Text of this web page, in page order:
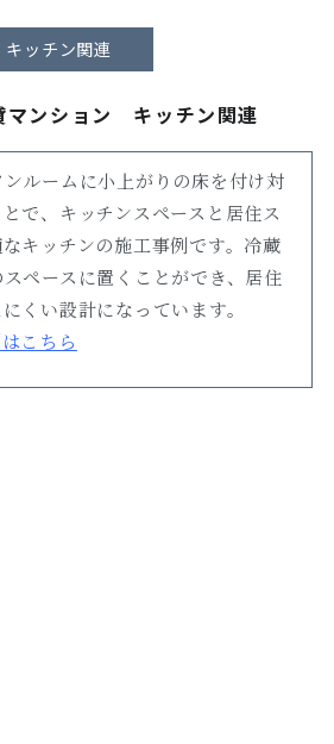
キッチン関連
マンション キッチン関連
ルームに小上がりの床を付け対
で、キッチンスペースと居住ス
キッチンの施工事例です。冷蔵
ペースに置くことができ、居住
くい設計になっています。
こちら